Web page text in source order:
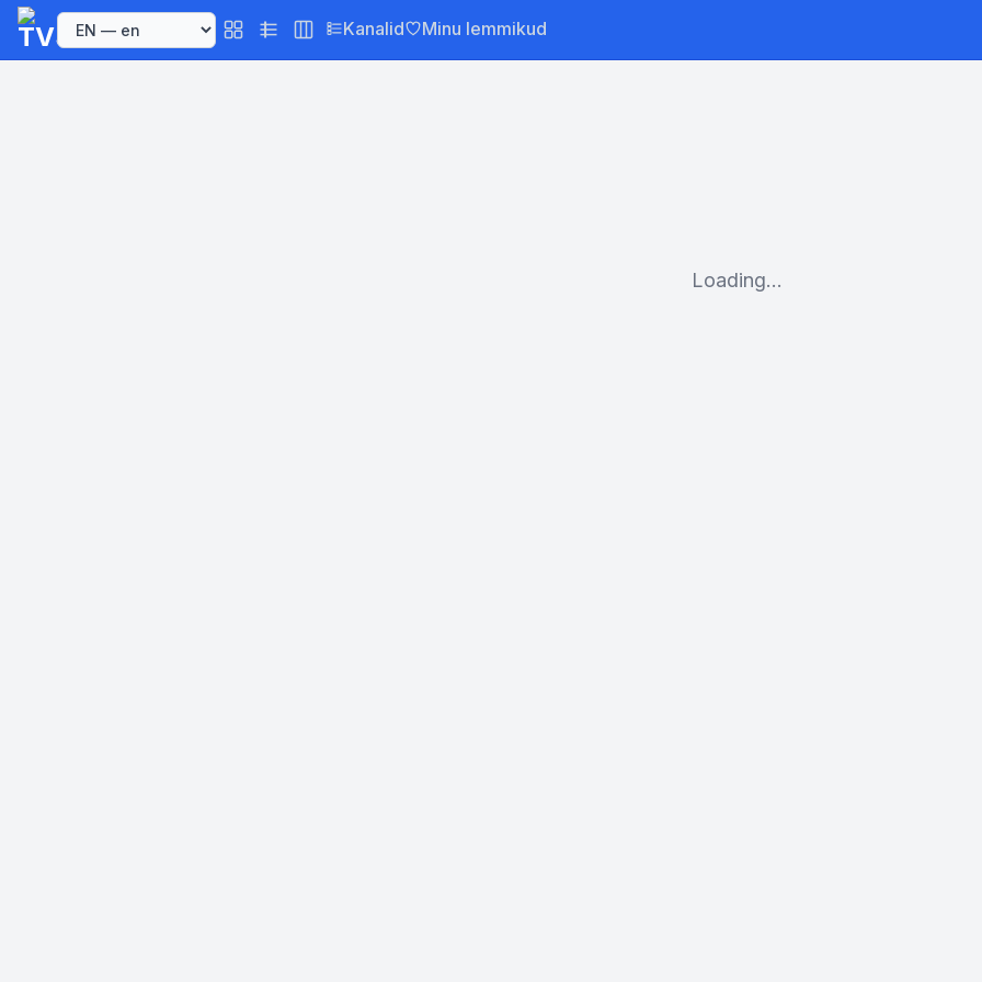
Kanalid Minu lemmikud
Loading...